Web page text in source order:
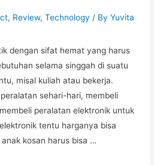
, Review,Technology / ByYuvita
dengan sifat hemat yang harus
selama singgah di suatu
misal kuliah atau bekerja.
sehari-hari, membeli
peralatan elektronik untuk
tentu harganya bisa
kosan harus bisa …